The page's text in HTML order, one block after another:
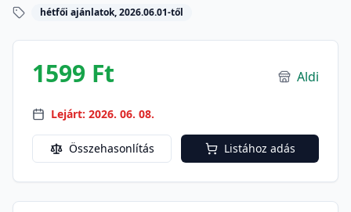
hétfői ajánlatok, 2026.06.01-től
1599 Ft Aldi
Lejárt: 2026. 06. 08.
Összehasonlítás Listához adás